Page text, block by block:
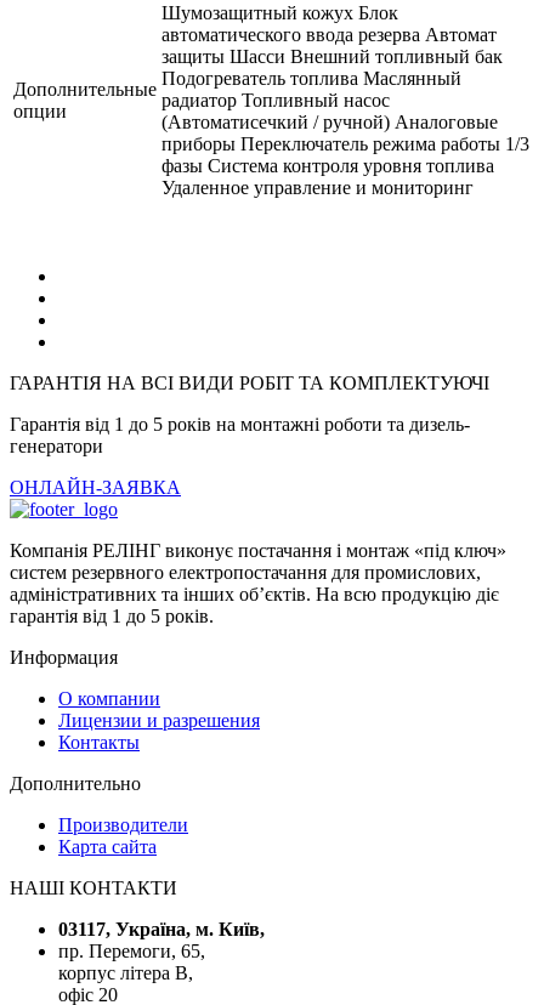
Дополнительные
опции
Шумозащитный кожух Блок
автоматического ввода резерва Автомат
защиты Шасси Внешний топливный бак
Подогреватель топлива Маслянный
радиатор Топливный насос
(Автоматисечкий / ручной) Аналоговые
приборы Переключатель режима работы 1/3
фазы Система контроля уровня топлива
Удаленное управление и мониторинг
ГАРАНТІЯ НА ВСІ ВИДИ РОБІТ ТА КОМПЛЕКТУЮЧІ
Гарантія від 1 до 5 років на монтажні роботи та дизель-
генератори
ОНЛАЙН-ЗАЯВКА
Компанія РЕЛІНГ виконує постачання і монтаж «під ключ»
систем резервного електропостачання для промислових,
адміністративних та інших об’єктів. На всю продукцію діє
гарантія від 1 до 5 років.
Информация
О компании
Лицензии и разрешения
Контакты
Дополнительно
Производители
Карта сайта
НАШІ КОНТАКТИ
03117, Україна, м. Київ,
пр. Перемоги, 65,
корпус літера В,
офіс 20